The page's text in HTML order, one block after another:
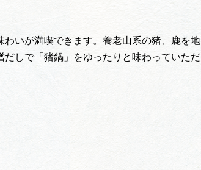
運営組織
いが満喫できます。養老山系の猪、鹿を地
しで「猪鍋」をゆったりと味わっていただ